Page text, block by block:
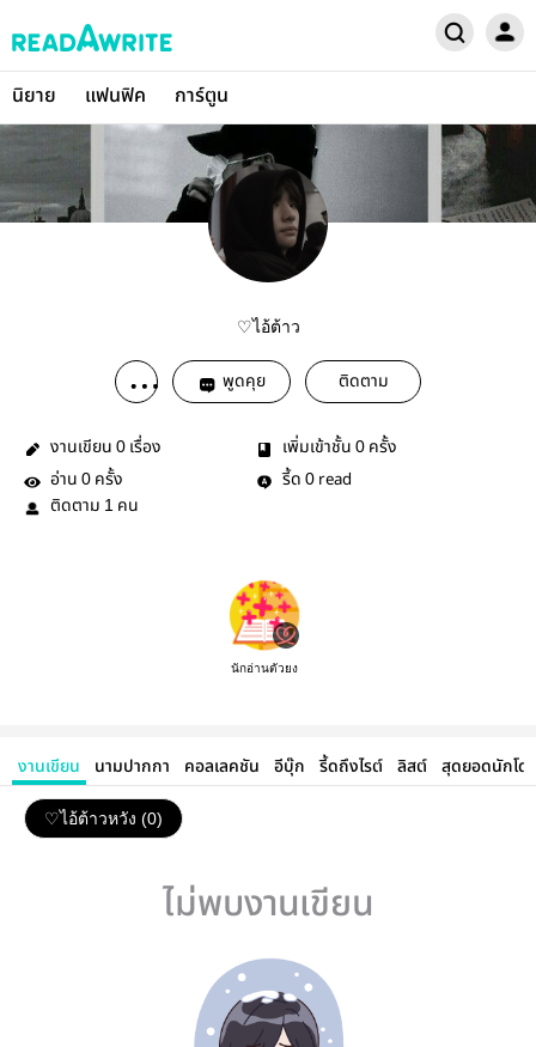
นิยาย แฟนฟิค การ์ตูน
♡ไอ้ต้าว
พูดคุย ติดตาม
งานเขียน 0 เรื่อง เพิ่มเข้าชั้น 0 ครั้ง
อ่าน 0 ครั้ง รี้ด 0 read
ติดตาม 1 คน
นักอ่านตัวยง
งานเขียน นามปากกา คอลเลคชัน อีบุ๊ก รี้ดถึงไรต์ ลิสต์ สุดยอดนักโด
♡ไอ้ต้าวหวัง (0)
ไม่พบงานเขียน